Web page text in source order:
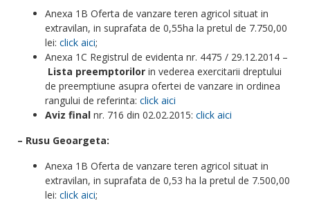
Anexa 1B Oferta de vanzare teren agricol situat in
extravilan, in suprafata de 0,55ha la pretul de 7.750,00
lei: click aici;
Anexa 1C Registrul de evidenta nr. 4475 / 29.12.2014 –
Lista preemptorilor in vederea exercitarii dreptului
de preemptiune asupra ofertei de vanzare in ordinea
rangului de referinta: click aici
Aviz final nr. 716 din 02.02.2015: click aici
– Rusu Geoargeta:
Anexa 1B Oferta de vanzare teren agricol situat in
extravilan, in suprafata de 0,53 ha la pretul de 7.500,00
lei: click aici;